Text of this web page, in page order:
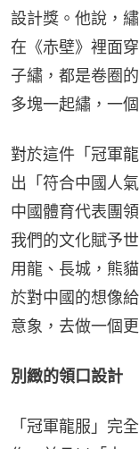
設計獎。他說，
在《赤壁》裡面
子繡，都是卷圈
多塊一起繡，一
對於這件「冠軍
出「符合中國人
中國體育代表團
我們的文化賦予
用龍、長城，熊
於對中國的想像
意象，去做一個
別緻的領口設計
「冠軍龍服」完